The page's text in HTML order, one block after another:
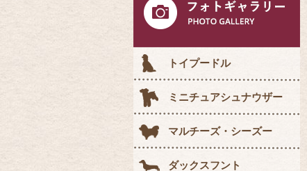
トイプードル
ミニチュアシュナウザー
マルチーズ・シーズー
ダックスフント